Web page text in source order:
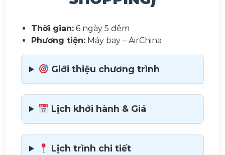
Thời gian: 6 ngày 5 đêm
Phương tiện: Máy bay – AirChina
Giới thiệu chương trình
Lịch khởi hành & Giá
Lịch trình chi tiết